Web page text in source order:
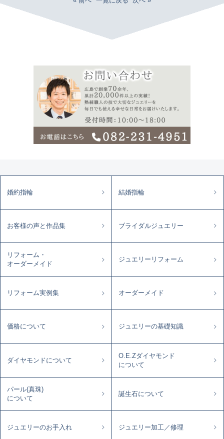
婚約指輪 結婚指輪
お客様の声と作品集 ブライダルジュエリー
リフォーム・
オーダーメイド
ジュエリーリフォーム
リフォーム実例集 オーダーメイド
価格について ジュエリーの基礎知識
ダイヤモンドについて
O.E.Zダイヤモンド
について
パール(真珠)
について
誕生石について
ジュエリーのお手入れ ジュエリー加工／修理